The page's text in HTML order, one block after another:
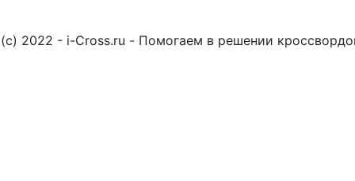
(c) 2022 - i-Cross.ru - Помогаем в решении